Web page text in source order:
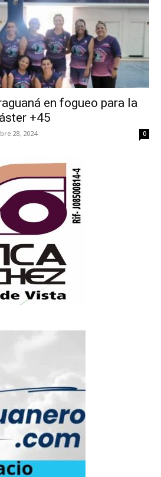
en fogueo para la
+45
28, 2024 0